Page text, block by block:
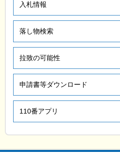
入札情報
落し物検索
拉致の可能性
申請書等ダウンロード
110番アプリ